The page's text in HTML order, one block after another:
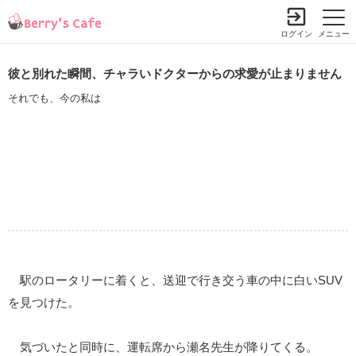
メニュー
ログイン
彼と別れた瞬間、チャラいドクターからの求愛が止まりません
それでも、今の私は
駅のロータリーに着くと、送迎で行き交う車の中に白いSUV
を見つけた。
気づいたと同時に、運転席から瀬名先生が降りてくる。